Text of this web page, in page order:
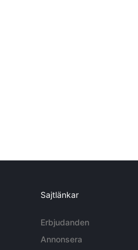
Sajtlänkar
Erbjudanden
Annonsera